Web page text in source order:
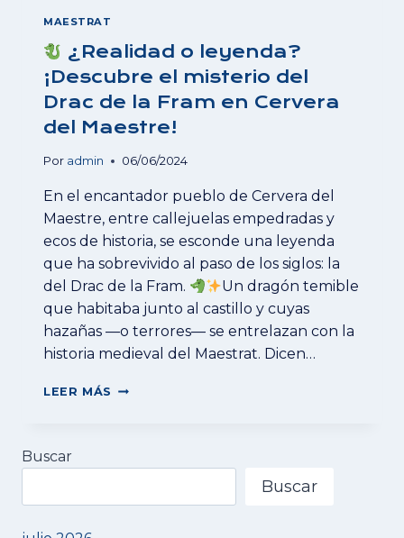
MAESTRAT
¿Realidad o leyenda?
¡Descubre el misterio del
Drac de la Fram en Cervera
del Maestre!
Por admin 06/06/2024
En el encantador pueblo de Cervera del
Maestre, entre callejuelas empedradas y
ecos de historia, se esconde una leyenda
que ha sobrevivido al paso de los siglos: la
del Drac de la Fram.
Un dragón temible
que habitaba junto al castillo y cuyas
hazañas —o terrores— se entrelazan con la
historia medieval del Maestrat. Dicen…
LEER MÁS
Buscar
Buscar